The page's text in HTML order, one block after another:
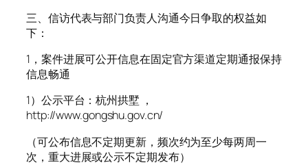
三、信访代表与部门负责人沟通今日争取的权益如
下：
1，案件进展可公开信息在固定官方渠道定期通报保持
信息畅通
1）公示平台：杭州拱墅 ，
http://www.gongshu.gov.cn/
（可公布信息不定期更新，频次约为至少每两周一
次，重大进展或公示不定期发布）